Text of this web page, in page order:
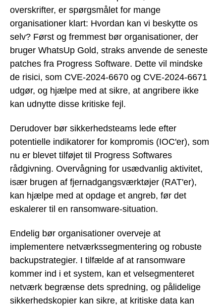
overskrifter, er spørgsmålet for mange
organisationer klart: Hvordan kan vi beskytte os
selv? Først og fremmest bør organisationer, der
bruger WhatsUp Gold, straks anvende de seneste
patches fra Progress Software. Dette vil mindske
de risici, som CVE-2024-6670 og CVE-2024-6671
udgør, og hjælpe med at sikre, at angribere ikke
kan udnytte disse kritiske fejl.
Derudover bør sikkerhedsteams lede efter
potentielle indikatorer for kompromis (IOC'er), som
nu er blevet tilføjet til Progress Softwares
rådgivning. Overvågning for usædvanlig aktivitet,
især brugen af fjernadgangsværktøjer (RAT'er),
kan hjælpe med at opdage et angreb, før det
eskalerer til en ransomware-situation.
Endelig bør organisationer overveje at
implementere netværkssegmentering og robuste
backupstrategier. I tilfælde af at ransomware
kommer ind i et system, kan et velsegmenteret
netværk begrænse dets spredning, og pålidelige
sikkerhedskopier kan sikre, at kritiske data kan